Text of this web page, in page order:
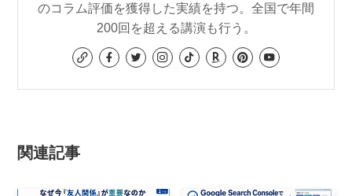
のコラム評価を獲得した実績を持つ。全国で年間
200回を超える講演も行う。
関連記事